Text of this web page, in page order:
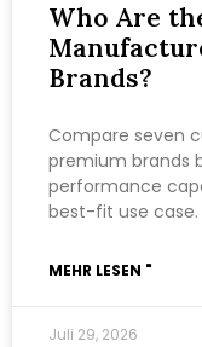
Who Are
Brands?
Compare seven
premium brands
performance
best-fit use case.
MEHR LESEN "
Juli 29, 2026